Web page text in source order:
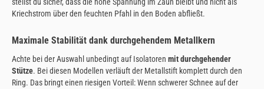
Kriechstrom über den feuchten Pfahl in den Boden abfließt.
Maximale Stabilität dank durchgehendem Metallkern
Achte bei der Auswahl unbedingt auf Isolatoren mit durchgehender
Stütze. Bei diesen Modellen verläuft der Metallstift komplett durch den
Ring. Das bringt einen riesigen Vorteil: Wenn schwerer Schnee auf der